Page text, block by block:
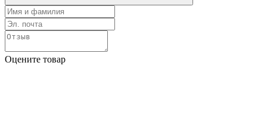
Оцените товар